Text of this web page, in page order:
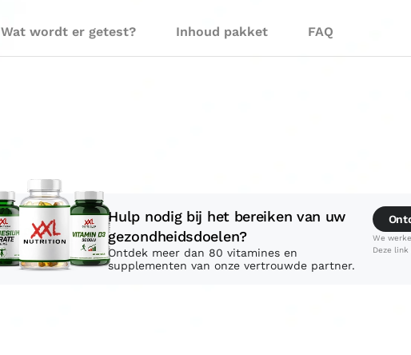
Wat wordt er getest? Inhoud pakket FAQ
Hulp nodig bij het bereiken van uw
gezondheidsdoelen?
Ontdek meer dan 80 vitamines en
supplementen van onze vertrouwde partner.
We
Deze